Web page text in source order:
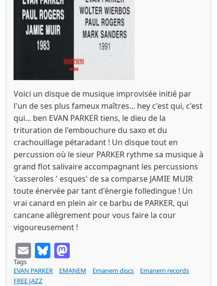
Voici un disque de musique improvisée initié par
l'un de ses plus fameux maîtres... hey c'est qui, c'est
qui... ben EVAN PARKER tiens, le dieu de la
trituration de l'embouchure du saxo et du
crachouillage pétaradant ! Un disque tout en
percussion où le sieur PARKER rythme sa musique à
grand flot salivaire accompagnant les percussions
'casseroles ' esques' de sa comparse JAMIE MUIR
toute énervée par tant d'énergie folledingue ! Un
vrai canard en plein air ce barbu de PARKER, qui
cancane allègrement pour vous faire la cour
vigoureusement !
EmailBluesky
Tags
EVAN PARKER
EMANEM Emanem discs
Emanem records
FREE JAZZ